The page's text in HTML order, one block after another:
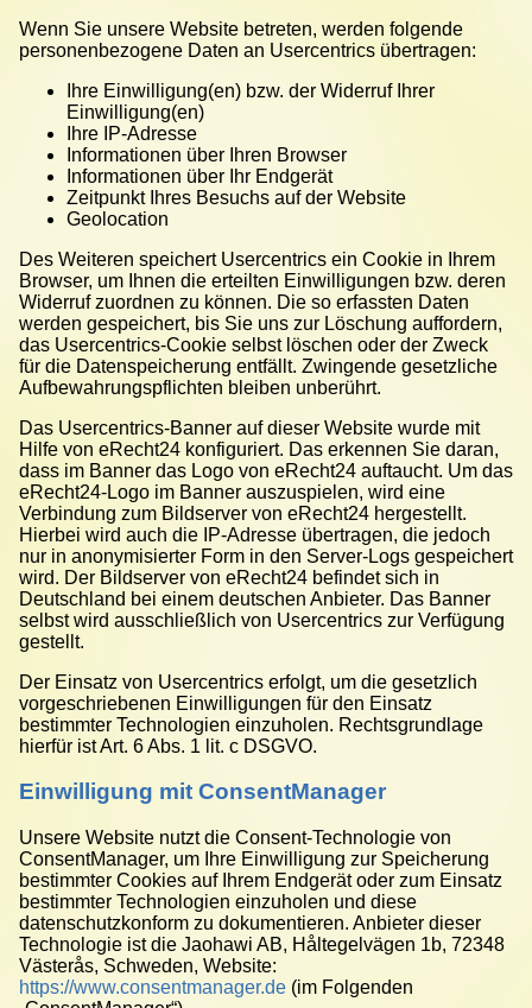
Wenn Sie unsere Website betreten, werden folgende
personenbezogene Daten an Usercentrics übertragen:
Ihre Einwilligung(en) bzw. der Widerruf Ihrer
Einwilligung(en)
Ihre IP-Adresse
Informationen über Ihren Browser
Informationen über Ihr Endgerät
Zeitpunkt Ihres Besuchs auf der Website
Geolocation
Des Weiteren speichert Usercentrics ein Cookie in Ihrem
Browser, um Ihnen die erteilten Einwilligungen bzw. deren
Widerruf zuordnen zu können. Die so erfassten Daten
werden gespeichert, bis Sie uns zur Löschung auffordern,
das Usercentrics-Cookie selbst löschen oder der Zweck
für die Datenspeicherung entfällt. Zwingende gesetzliche
Aufbewahrungspflichten bleiben unberührt.
Das Usercentrics-Banner auf dieser Website wurde mit
Hilfe von eRecht24 konfiguriert. Das erkennen Sie daran,
dass im Banner das Logo von eRecht24 auftaucht. Um das
eRecht24-Logo im Banner auszuspielen, wird eine
Verbindung zum Bildserver von eRecht24 hergestellt.
Hierbei wird auch die IP-Adresse übertragen, die jedoch
nur in anonymisierter Form in den Server-Logs gespeichert
wird. Der Bildserver von eRecht24 befindet sich in
Deutschland bei einem deutschen Anbieter. Das Banner
selbst wird ausschließlich von Usercentrics zur Verfügung
gestellt.
Der Einsatz von Usercentrics erfolgt, um die gesetzlich
vorgeschriebenen Einwilligungen für den Einsatz
bestimmter Technologien einzuholen. Rechtsgrundlage
hierfür ist Art. 6 Abs. 1 lit. c DSGVO.
Einwilligung mit ConsentManager
Unsere Website nutzt die Consent-Technologie von
ConsentManager, um Ihre Einwilligung zur Speicherung
bestimmter Cookies auf Ihrem Endgerät oder zum Einsatz
bestimmter Technologien einzuholen und diese
datenschutzkonform zu dokumentieren. Anbieter dieser
Technologie ist die Jaohawi AB, Håltegelvägen 1b, 72348
Västerås, Schweden, Website:
https://www.consentmanager.de (im Folgenden